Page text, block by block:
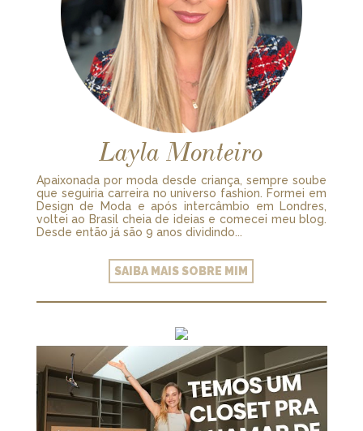
Layla Monteiro
Apaixonada por moda desde criança, sempre soube
que seguiria carreira no universo fashion. Formei em
Design de Moda e após intercâmbio em Londres,
voltei ao Brasil cheia de ideias e comecei meu blog.
Desde então já são 9 anos dividindo...
SAIBA MAIS SOBRE MIM